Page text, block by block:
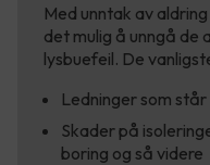
Med unntak av
det mulig å unngå de
lysbuefeil. De
Ledninger som
Skader på
boring og så videre